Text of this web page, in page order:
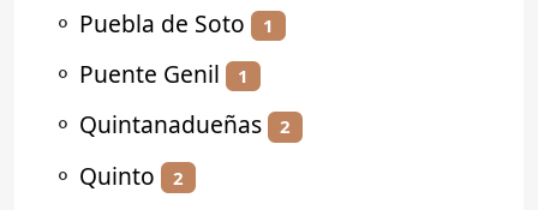
⚬ Puebla de Soto 1
⚬ Puente Genil 1
⚬ Quintanadueñas 2
⚬ Quinto 2